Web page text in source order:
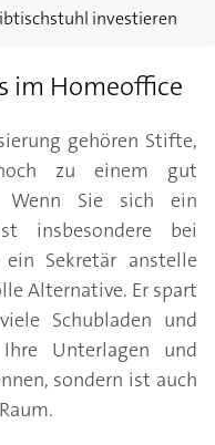
investieren
im Homeoffice
gehören Stifte,
zu einem gut
Wenn Sie sich ein
insbesondere bei
ein Sekretär anstelle
Alternative. Er spart
Schubladen und
Unterlagen und
sondern ist auch